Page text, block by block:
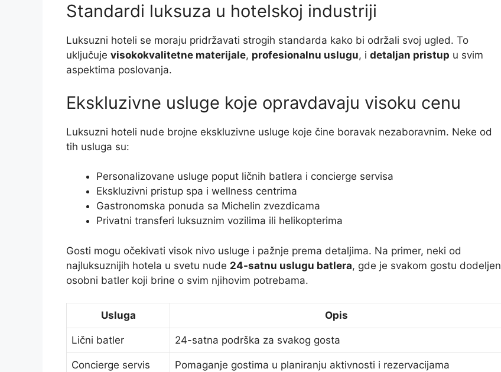
Standardi luksuza u hotelskoj industriji
Luksuzni hoteli se moraju pridržavati strogih standarda kako bi održali svoj ugled. To
uključuje visokokvalitetne materijale, profesionalnu uslugu, i detaljan pristup u svim
aspektima poslovanja.
Ekskluzivne usluge koje opravdavaju visoku cenu
Luksuzni hoteli nude brojne ekskluzivne usluge koje čine boravak nezaboravnim. Neke od
tih usluga su:
Personalizovane usluge poput ličnih batlera i concierge servisa
Ekskluzivni pristup spa i wellness centrima
Gastronomska ponuda sa Michelin zvezdicama
Privatni transferi luksuznim vozilima ili helikopterima
Gosti mogu očekivati visok nivo usluge i pažnje prema detaljima. Na primer, neki od
najluksuznijih hotela u svetu nude 24-satnu uslugu batlera, gde je svakom gostu dodeljen
osobni batler koji brine o svim njihovim potrebama.
Usluga Opis
Lični batler 24-satna podrška za svakog gosta
Concierge servis Pomaganje gostima u planiranju aktivnosti i rezervacijama